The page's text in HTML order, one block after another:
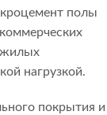
полы
жилых
нагрузкой.
покрытия и